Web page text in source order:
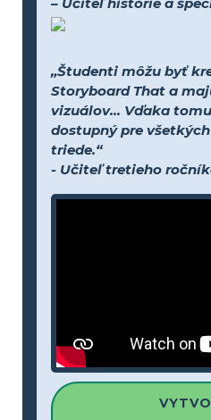
– Učiteľ histórie a
„Študenti môžu byť
Storyboard That a
vizuálov... Vďaka
dostupný pre
triede.“
- Učiteľ tretieho